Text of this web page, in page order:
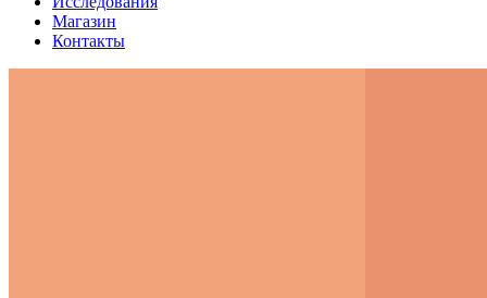
Магазин
Контакты